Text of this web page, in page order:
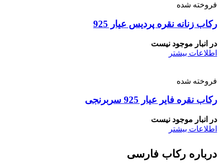
فروخته شده
رکاب زنانه نقره پردیس عیار 925
در انبار موجود نیست
اطلاعات بیشتر
فروخته شده
رکاب نقره فایر عیار 925 سربرنجی
در انبار موجود نیست
اطلاعات بیشتر
درباره رکاب فارسی